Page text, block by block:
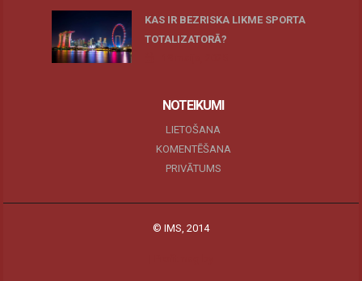
KAS IR BEZRISKA LIKME SPORTA
TOTALIZATORĀ?
NOTEIKUMI
LIETOŠANA
KOMENTĒŠANA
PRIVĀTUMS
© IMS, 2014